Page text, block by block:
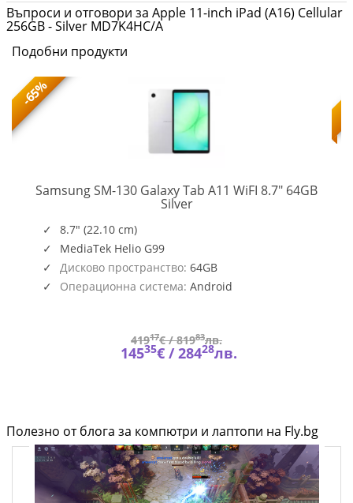
Въпроси и отговори за Apple 11-inch iPad (A16) Cellular
256GB - Silver MD7K4HC/A
Подобни продукти
-65%
Samsung SM-130 Galaxy Tab A11 WiFI 8.7" 64GB
SilverSM-
8.7" (22.10 cm)
MediaTek Helio G99
Дисково пространство: 64GB
Операционна система: Android
41917€ /81983лв.
14535€ /28428лв.
Полезно от блога за компютри и лаптопи на Fly.bg